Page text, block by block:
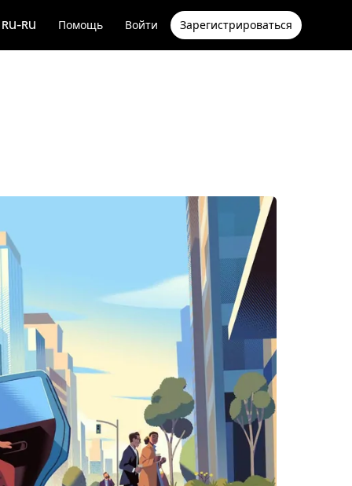
RU-RU Помощь Войти Зарегистрироваться